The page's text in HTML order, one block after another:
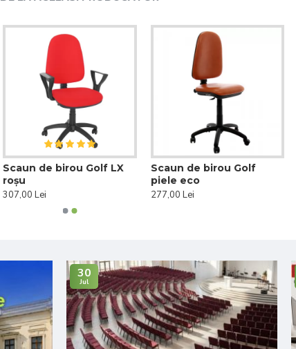
Scaun de birou Golf LX
roșu
307,00 Lei
Scaun de birou Golf
piele eco
277,00 Lei
30
Jul